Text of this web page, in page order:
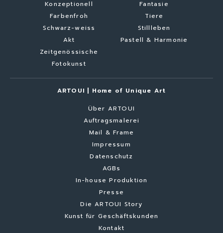
Konzeptionell
Farbenfroh
Schwarz-weiss
Akt
Zeitgenössische
Fotokunst
Fantasie
Tiere
Stillleben
Pastell & Harmonie
ARTOUI | Home of Unique Art
Über ARTOUI
Auftragsmalerei
Mail & Frame
Impressum
Datenschutz
AGBs
In-house Produktion
Presse
Die ARTOUI Story
Kunst für Geschäftskunden
Kontakt